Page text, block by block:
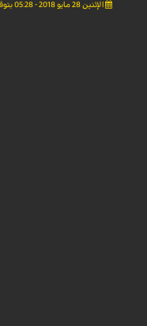
الإثنين 28 مايو 2018 - 05:28 بتوقيت غرينتش